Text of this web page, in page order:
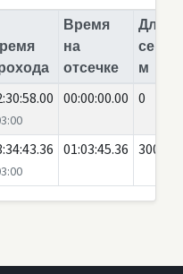
Время
на
отсечке
Длина
м
00:00:00.00 0
01:03:45.36 3000